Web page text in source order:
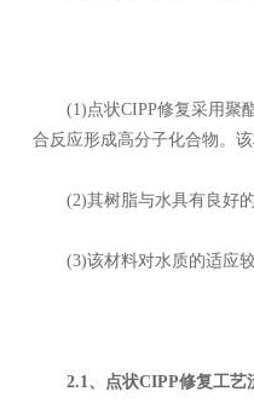
(1)点状CIPP修复采用聚酯
合反应形成高分子化合物。
(2)其树脂与水具有良好的
(3)该材料对水质的适应较
2.1、点状CIPP修复工艺